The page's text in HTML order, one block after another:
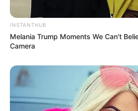
INSTANTHUB
Melania Trump Moments We Can't
Camera